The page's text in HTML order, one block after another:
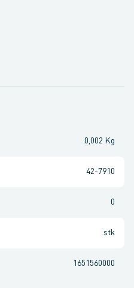
0,002 Kg
42-7910
0
stk
1651560000